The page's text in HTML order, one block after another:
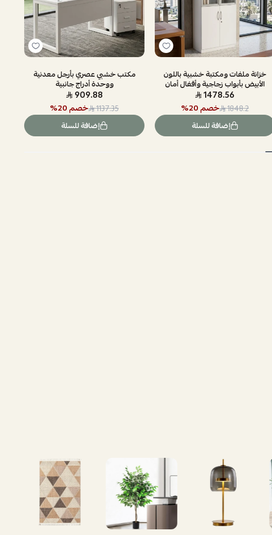
خزانة ملفات ومكتبة خشبية باللون
الأبيض بأبواب زجاجية وأقفال أمان
1478.56
1848.2 خصم20
%
إضافة للسلة
مكتب خشبي عصري بأرجل معدنية
ووحدة أدراج جانبية
909.88
1137.35 خصم20
%
إضافة للسلة